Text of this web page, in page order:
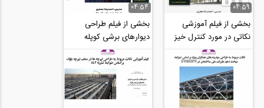
04:59
بخشی از فیلم آموزشی
نکاتی در مورد کنترل خیز
در تیرهای بتنی بر اساس
ضوابط مبحث...
04:54
بخشی از فیلم طراحی
دیوارهای برشی کوپله
مطابق ضوابط مبحث نهم
مقررات ملی ساختمان...